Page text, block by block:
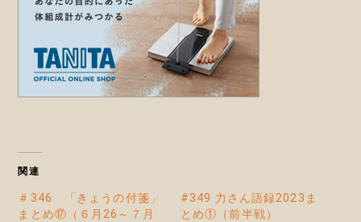
関連
＃346 「きょうの付箋」
まとめ⑰（６月26～７月
#349 力さん語録2023ま
とめ①（前半戦）